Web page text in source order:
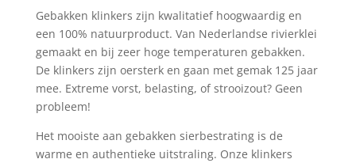
Gebakken klinkers zijn kwalitatief hoogwaardig en
een 100% natuurproduct. Van Nederlandse rivierklei
gemaakt en bij zeer hoge temperaturen gebakken.
De klinkers zijn oersterk en gaan met gemak 125 jaar
mee. Extreme vorst, belasting, of strooizout? Geen
probleem!
Het mooiste aan gebakken sierbestrating is de
warme en authentieke uitstraling. Onze klinkers